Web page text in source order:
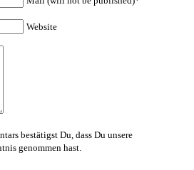
Website
bestätigst Du, dass Du unsere
genommen hast.